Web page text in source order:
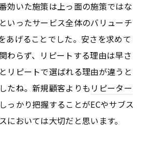
効いた施策は上っ面の施策ではな
いったサービス全体のバリューチ
あげることでした。安さを求めて
わらず、リピートする理由は早さ
リピートで選ばれる理由が違うと
たね。新規顧客よりも リピーター
っかり把握することがECやサブス
においては大切だと思います。